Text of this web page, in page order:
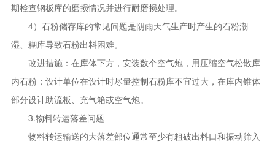
期检查钢板库的磨损情况并进行耐磨损处理。
4）石粉储存库的常见问题是阴雨天气生产时产生的石粉潮
湿、糊库导致石粉出料困难。
改进措施：在库体下方，安装数个空气炮，用压缩空气松散库
内石粉；设计单位在设计时尽量控制石粉库不宜过大，在库内锥体
部分设计助流板、充气箱或空气炮。
3.物料转运落差问题
物料转运输送的大落差部位通常至少有粗破出料口和振动筛入